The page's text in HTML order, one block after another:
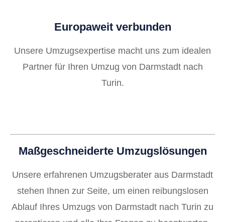
Europaweit verbunden
Unsere Umzugsexpertise macht uns zum idealen
Partner für Ihren Umzug von Darmstadt nach
Turin.
Maßgeschneiderte Umzugslösungen
Unsere erfahrenen Umzugsberater aus Darmstadt
stehen Ihnen zur Seite, um einen reibungslosen
Ablauf Ihres Umzugs von Darmstadt nach Turin zu